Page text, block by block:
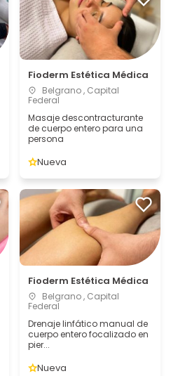
Fioderm Estética Médica
Belgrano , Capital
Federal
Masaje descontracturante
de cuerpo entero para una
persona
Nueva
Fioderm Estética Médica
Belgrano , Capital
Federal
Drenaje linfático manual de
cuerpo entero focalizado en
pier...
Nueva